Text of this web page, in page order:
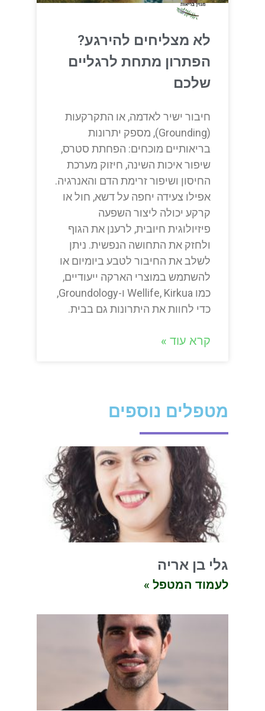
לא מצליחים להירגע?
הפתרון מתחת לרגליים
שלכם
חיבור ישיר לאדמה, או התקרקעות
(Grounding), מספק יתרונות
בריאותיים מוכחים: הפחתת סטרס,
שיפור איכות השינה, חיזוק מערכת
החיסון ושיפור זרימת הדם והאנרגיה.
אפילו צעידה יחפה על דשא, חול או
קרקע יכולה ליצור השפעה
פיזיולוגית חיובית, לרענן את הגוף
ולחזק את התחושה הנפשית. ניתן
לשלב את החיבור לטבע ביומיום או
להשתמש במוצרי הארקה ייעודיים,
כמו Wellife, Kirkua ו-Groundology,
כדי לחוות את היתרונות גם בבית.
קרא עוד »
מטפלים נוספים
גלי בן אריה
לעמוד המטפל »